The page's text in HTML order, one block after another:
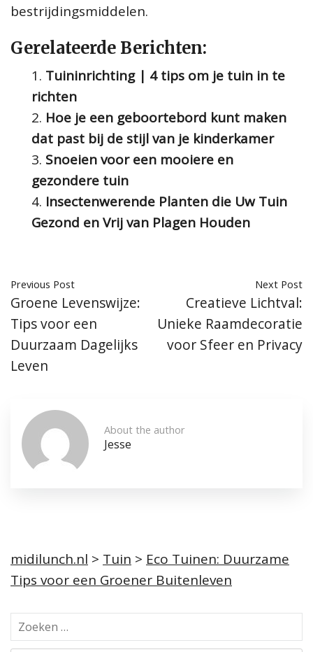
bestrijdingsmiddelen.
Gerelateerde Berichten:
Tuininrichting | 4 tips om je tuin in te
richten
Hoe je een geboortebord kunt maken
dat past bij de stijl van je kinderkamer
Snoeien voor een mooiere en
gezondere tuin
Insectenwerende Planten die Uw Tuin
Gezond en Vrij van Plagen Houden
Previous Post
Groene Levenswijze:
Tips voor een
Duurzaam Dagelijks
Leven
Next Post
Creatieve Lichtval:
Unieke Raamdecoratie
voor Sfeer en Privacy
About the author
Jesse
midilunch.nl > Tuin > Eco Tuinen: Duurzame
Tips voor een Groener Buitenleven
o